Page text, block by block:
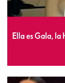
Ella es Gala,